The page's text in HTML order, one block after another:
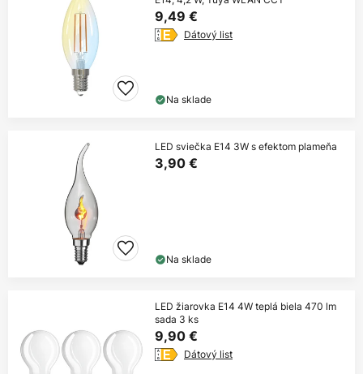
9,49 €
Dátový list
Na sklade
LED sviečka E14 3W s efektom plameňa
3,90 €
Na sklade
LED žiarovka E14 4W teplá biela 470 lm
sada 3 ks
9,90 €
Dátový list